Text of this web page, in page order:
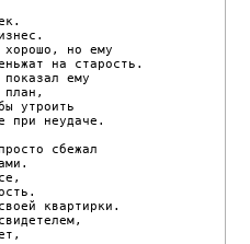
хорошо, но ему
на старость.
ему
план,
утроить
при неудаче.
сбежал
квартирки.